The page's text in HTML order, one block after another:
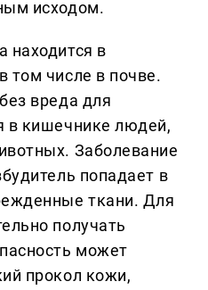
исходом.
находится в
том числе в почве.
вреда для
в кишечнике людей,
Заболевание
попадает в
ткани. Для
получать
может
прокол кожи,